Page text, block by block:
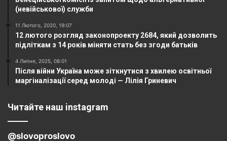
(невійськової) служби
11 Лютого, 2020, 19:07
12 лютого розгляд законопроекту 2684, який дозволить
підліткам з 14 років міняти стать без згоди батьків
4 Липня, 2025, 08:01
Після війни Україна може зіткнутися з хвилею освітньої
маргіналізації серед молоді — Лілія Гриневич
Читайте наш instagram
@slovoproslovo